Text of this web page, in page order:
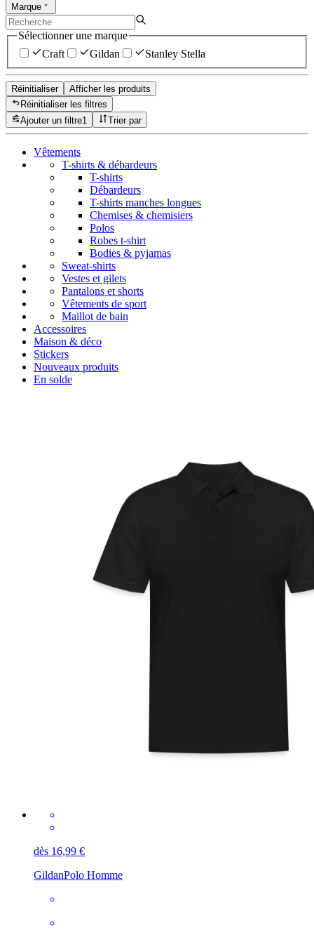
Marque
Sélectionner une marque
Craft
Gildan Stanley Stella
Réinitialiser
Afficher les produits
Réinitialiser les filtres
Ajouter un filtre1 Trier par
Vêtements
T-shirts & débardeurs
T-shirts
Débardeurs
T-shirts manches longues
Chemises & chemisiers
Polos
Robes t-shirt
Bodies & pyjamas
Sweat-shirts
Vestes et gilets
Pantalons et shorts
Vêtements de sport
Maillot de bain
Accessoires
Maison & déco
Stickers
Nouveaux produits
En solde
dès 16,99 €
GildanPolo Homme